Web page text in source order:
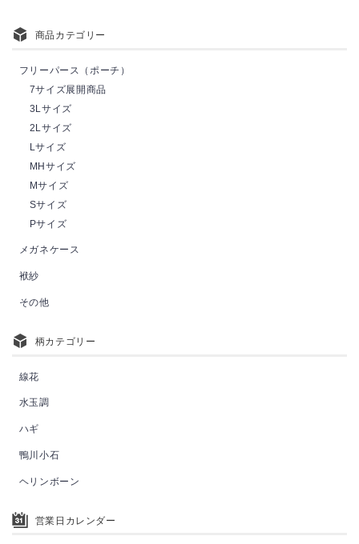
商品カテゴリー
フリーパース（ポーチ）
7サイズ展開商品
3Lサイズ
2Lサイズ
Lサイズ
MHサイズ
Mサイズ
Sサイズ
Pサイズ
メガネケース
袱紗
その他
柄カテゴリー
線花
水玉調
ハギ
鴨川小石
ヘリンボーン
営業日カレンダー